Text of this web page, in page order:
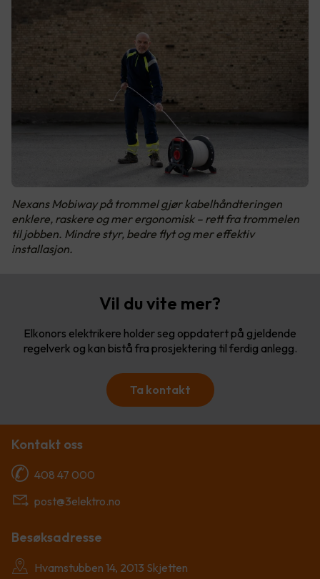
Nexans Mobiway på trommel gjør kabelhåndteringen
enklere, raskere og mer ergonomisk – rett fra trommelen
til jobben. Mindre styr, bedre flyt og mer effektiv
installasjon.
Vil du vite mer?
Elkonors elektrikere holder seg oppdatert på gjeldende
regelverk og kan bistå fra prosjektering til ferdig anlegg.
Ta kontakt
Kontakt oss
408 47 000
post@3elektro.no
Besøksadresse
Hvamstubben 14, 2013 Skjetten